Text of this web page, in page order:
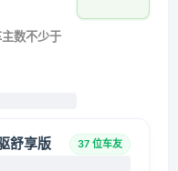
数不少于
舒享版 37 位车友